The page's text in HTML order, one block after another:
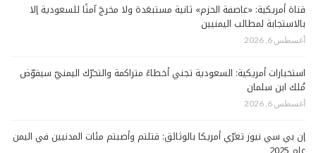
قناة أمريكية: «عاصفة الحزم» ثانية مستبعَدة ولا مخرجَ آمنًا للسعودية إلا
بالاستجابة لمطالب اليمنيين
أغسطس 6, 2026
استخبارات أمريكية: السعودية تجني أخطاءً متراكمة والتحرّك اليمنيّ سيقوّض
مُلك ابن سلمان
أغسطس 6, 2026
إن بي سي نيوز تعرّي أمريكا بالوثائق: قتلتم وأصبتم مئات المدنيين في اليمن